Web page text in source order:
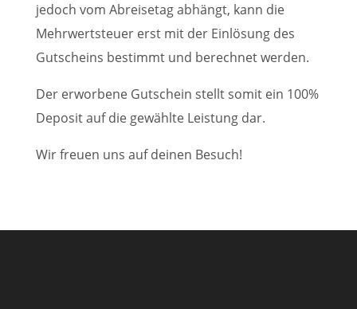
jedoch vom Abreisetag abhängt, kann die
Mehrwertsteuer erst mit der Einlösung des
Gutscheins bestimmt und berechnet werden.
Der erworbene Gutschein stellt somit ein 100%
Deposit auf die gewählte Leistung dar.
Wir freuen uns auf deinen Besuch!